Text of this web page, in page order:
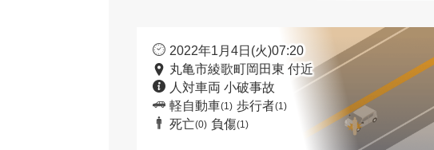
2022年1月4日(火)07:20
丸亀市綾歌町岡田東 付近
人対車両 小破事故
軽自動車(1) 歩行者(1)
死亡(0) 負傷(1)